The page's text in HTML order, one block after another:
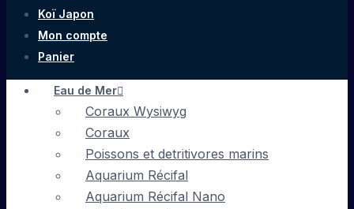
Koï Japon
Mon compte
Panier
Eau de Mer
Coraux Wysiwyg
Coraux
Poissons et detritivores marins
Aquarium Récifal
Aquarium Récifal Nano